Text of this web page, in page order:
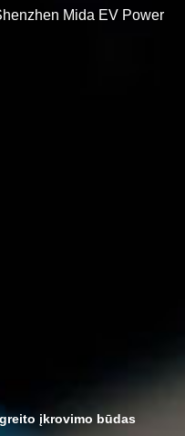
Mida EV Power
įkrovimo būdas